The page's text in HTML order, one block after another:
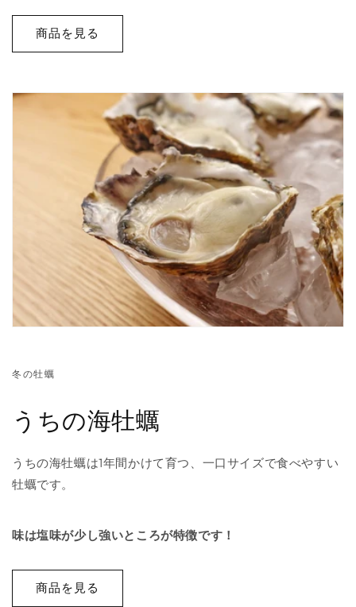
商品を見る
冬の牡蠣
うちの海牡蠣
うちの海牡蠣は1年間かけて育つ、一口サイズで食べやすい
牡蠣です。
味は塩味が少し強いところが特徴です！
商品を見る